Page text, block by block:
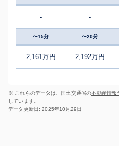
- -
〜15分 〜20分
2,161万円 2,192万円
※ これらのデータは、国土交通省の不動産情報
しています。
データ更新日: 2025年10月29日